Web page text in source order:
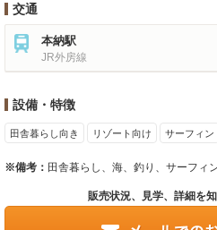
交通
本納駅
JR外房線
設備・特徴
田舎暮らし向き リゾート向け サーフィン
※備考： 田舎暮らし、海、釣り、サーフィ
販売状況、見学、詳細を